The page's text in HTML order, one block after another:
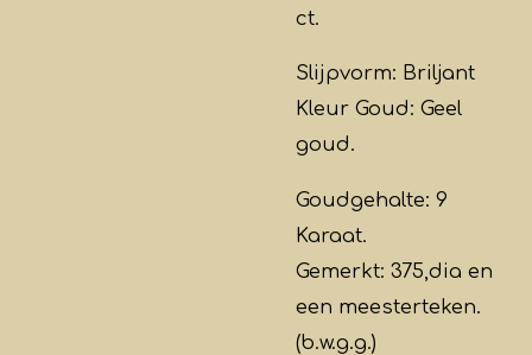
ct.
Slijpvorm: Briljant
Kleur Goud: Geel
goud.
Goudgehalte: 9
Karaat.
Gemerkt: 375,dia en
een meesterteken.
(b.w.g.g.)